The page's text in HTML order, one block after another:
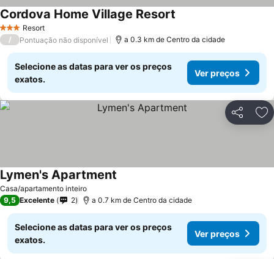
3 EstrelasResort
Cordova Home Village Resort
/ Pontuação não disponível a 0.3 km de Centro da cidade
Selecione as datas para ver os preços
exatos.
Ver preços
Partilhar
Casa/apartamento inteiro
Lymen's Apartment
9,5 Excelente 2 a 0.7 km de Centro da cidade
Selecione as datas para ver os preços
exatos.
Ver preços